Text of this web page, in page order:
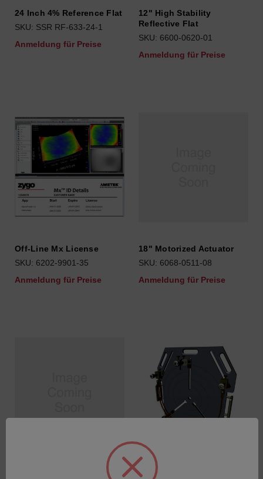
24 Inch 4% Reference Flat
SKU: SSR RF-633-24-1
Anmeldung für Preise
12" High Stability
Reflective Flat
SKU: 6600-0620-01
Anmeldung für Preise
Off-Line Mx License
SKU: 6202-9901-35
Anmeldung für Preise
18" Motorized Actuator
SKU: 6068-0511-08
Anmeldung für Preise
12" Motorized Actuator
18 Inch Universal Element